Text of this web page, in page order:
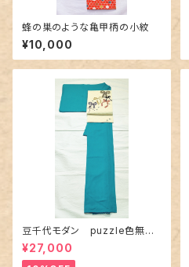
蜂の巣のような亀甲柄の小紋
¥10,000
豆千代モダン puzzle色無地
ターコイズ
¥27,000